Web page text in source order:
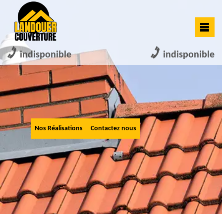
indisponible indisponible
Nos Réalisations Contactez nous